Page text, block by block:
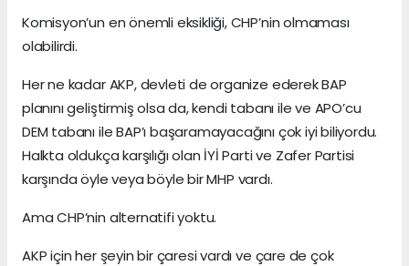
Komisyon’un en önemli eksikliği, CHP’nin olmaması
olabilirdi.
Her ne kadar AKP, devleti de organize ederek BAP
planını geliştirmiş olsa da, kendi tabanı ile ve APO’cu
DEM tabanı ile BAP’ı başaramayacağını çok iyi biliyordu.
Halkta oldukça karşılığı olan İYİ Parti ve Zafer Partisi
karşında öyle veya böyle bir MHP vardı.
Ama CHP’nin alternatifi yoktu.
AKP için her şeyin bir çaresi vardı ve çare de çok